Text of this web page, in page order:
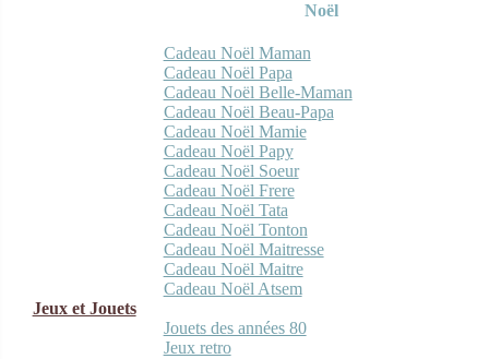
Noël
Cadeau Noël Maman
Cadeau Noël Papa
Cadeau Noël Belle-Maman
Cadeau Noël Beau-Papa
Cadeau Noël Mamie
Cadeau Noël Papy
Cadeau Noël Soeur
Cadeau Noël Frere
Cadeau Noël Tata
Cadeau Noël Tonton
Cadeau Noël Maitresse
Cadeau Noël Maitre
Cadeau Noël Atsem
Jeux et Jouets
Jouets des années 80
Jeux retro